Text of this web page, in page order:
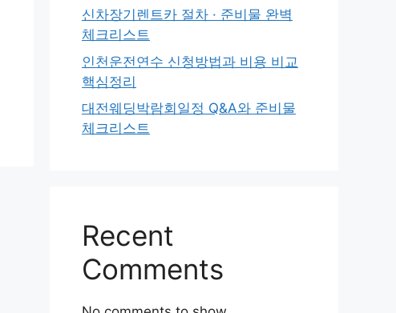
신차장기렌트카 절차 · 준비물 완벽
체크리스트
인천운전연수 신청방법과 비용 비교
핵심정리
대전웨딩박람회일정 Q&A와 준비물
체크리스트
Recent
Comments